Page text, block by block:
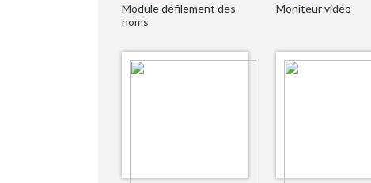
Module défilement des
noms
Moniteur vidéo